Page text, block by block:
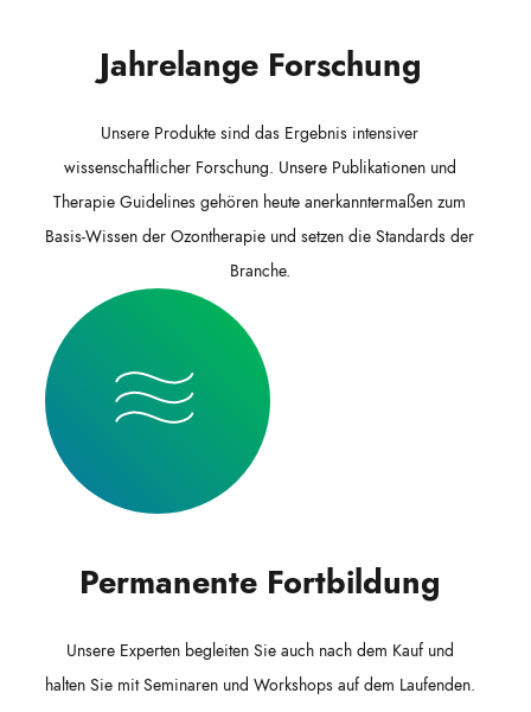
Jahrelange Forschung
Unsere Produkte sind das Ergebnis intensiver
wissenschaftlicher Forschung. Unsere Publikationen und
Therapie Guidelines gehören heute anerkanntermaßen zum
Basis-Wissen der Ozontherapie und setzen die Standards der
Branche.
Permanente Fortbildung
Unsere Experten begleiten Sie auch nach dem Kauf und
halten Sie mit Seminaren und Workshops auf dem Laufenden.